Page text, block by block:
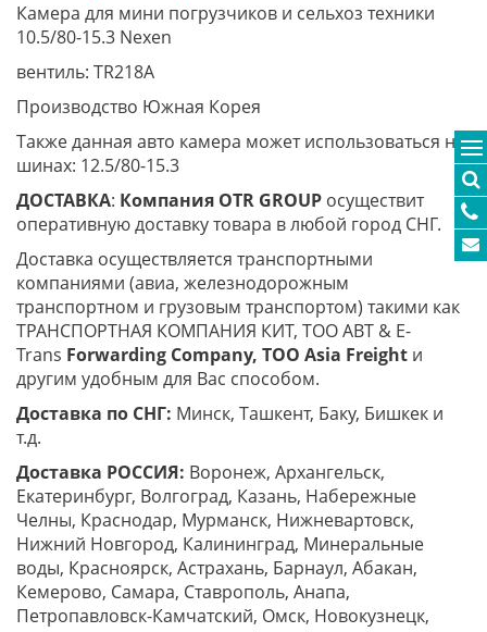
Камера для мини погрузчиков и сельхоз техники
10.5/80-15.3 Nexen
вентиль: TR218A
Производство Южная Корея
Также данная авто камера может использоваться на
шинах: 12.5/80-15.3
ДОСТАВКА: Компания OTR GROUP осуществит
оперативную доставку товара в любой город СНГ.
Доставка осуществляется транспортными
компаниями (авиа, железнодорожным
транспортном и грузовым транспортом) такими как
ТРАНСПОРТНАЯ КОМПАНИЯ КИТ, ТОО ABT & E-
Trans Forwarding Company, ТОО Asia Freight и
другим удобным для Вас способом.
Доставка по СНГ: Минск, Ташкент, Баку, Бишкек и
т.д.
Доставка РОССИЯ: Воронеж, Архангельск,
Екатеринбург, Волгоград, Казань, Набережные
Челны, Краснодар, Мурманск, Нижневартовск,
Нижний Новгород, Калининград, Минеральные
воды, Красноярск, Астрахань, Барнаул, Абакан,
Кемерово, Самара, Ставрополь, Анапа,
Петропавловск-Камчатский, Омск, Новокузнецк,